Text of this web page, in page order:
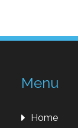
Menu
Home